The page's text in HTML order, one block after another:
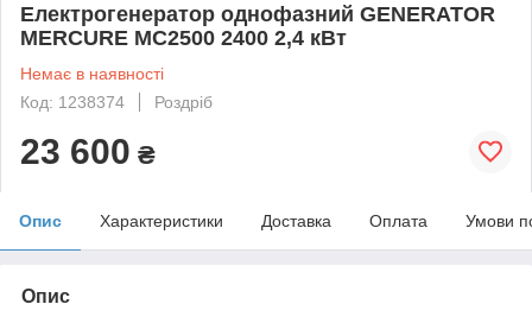
Електрогенератор однофазний GENERATOR
MERCURE MC2500 2400 2,4 кВт
Немає в наявності
Код: 1238374
Роздріб
23 600 ₴
Опис Характеристики Доставка Оплата Умови
Опис